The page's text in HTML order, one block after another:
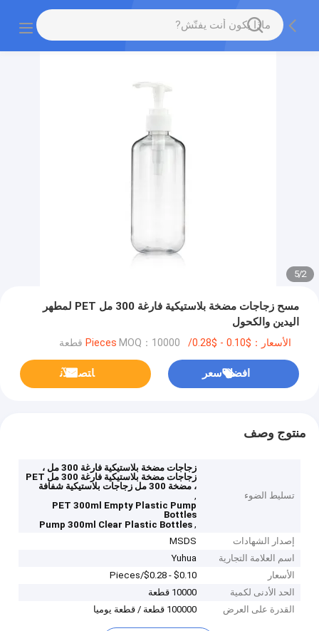
2
/
5
مسح زجاجات مضخة بلاستيكية فارغة 300 مل PET لمطهر
اليدين والكحول
الأسعار：$0.10 - $0.28/Pieces MOQ：10000 قطعة
افضل سعر ﺎﺘﺼﻟ ﺍﻶﻧ
منتوج وصف
تسليط الضوء
زجاجات مضخة بلاستيكية فارغة 300 مل ،
زجاجات مضخة بلاستيكية فارغة 300 مل PET
، مضخة 300 مل زجاجات بلاستيكية شفافة
,
PET 300ml Empty Plastic Pump
Bottles
,
Pump 300ml Clear Plastic Bottles
إصدار الشهادات
MSDS
اسم العلامة التجارية
Yuhua
الأسعار
$0.10 - $0.28/Pieces
الحد الأدنى لكمية
10000 قطعة
القدرة على العرض
100000 قطعة / قطعة يوميا